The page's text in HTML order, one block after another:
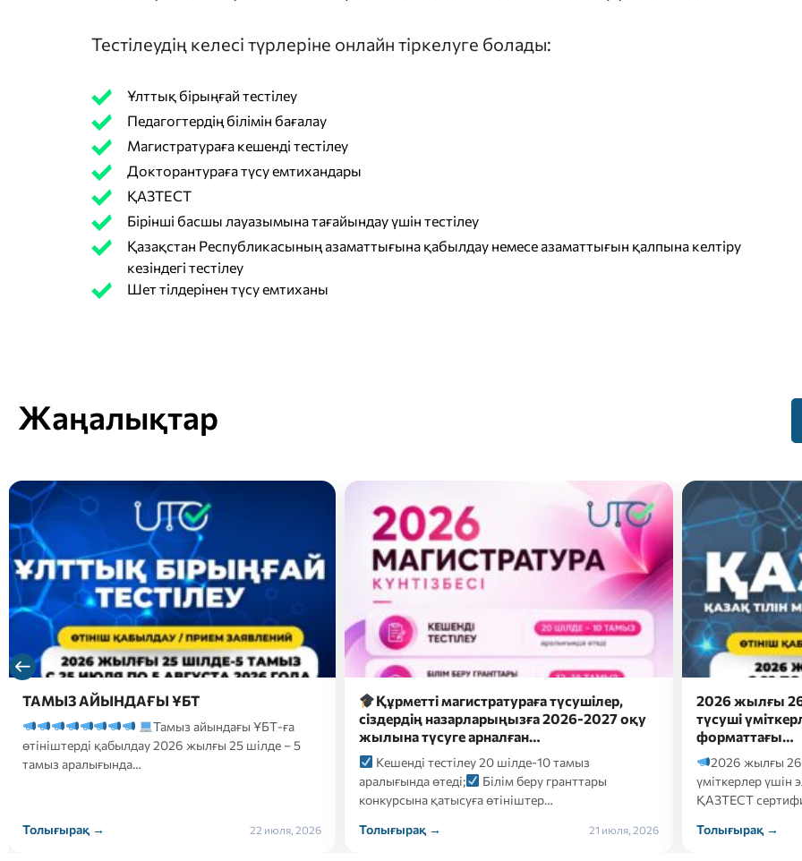
Тестілеудің келесі түрлеріне онлайн тіркелуге болады:
Ұлттық бірыңғай тестілеу
Педагогтердің білімін бағалау
Магистратураға кешенді тестілеу
Докторантураға түсу емтихандары
ҚАЗТЕСТ
Бірінші басшы лауазымына тағайындау үшін тестілеу
Қазақстан Республикасының азаматтығына қабылдау немесе азаматтығын қалпына келтіру
кезіндегі тестілеу
Шет тілдерінен түсу емтиханы
Жаңалықтар
Құрметті магистратураға түсушілер,
сіздердің назарларыңызға 2026-2027 оқу
жылына түсуге арналған…
Кешенді тестілеу 20 шілде-10 тамыз
Толығырақ →
21 июля, 2026
2026 жылғы 26 шілдеде докторантураға
түсуші үміткерлер үшін электронды
форматтағы…
2026 жылғы 26 шілдеде докторантураға түсуші
үміткерлер үшін электронды форматтағы
ҚАЗТЕСТ сертификаттық тестілеуі келесі…
Толығырақ →
21 июля, 2026
Сәлем,
Болашақ
ба?
Онда
кәсіби бағдарлау
Толығырақ →